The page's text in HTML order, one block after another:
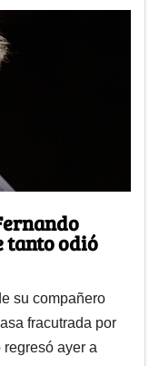
tanto odió
su compañero
fracutrada por
ayer a